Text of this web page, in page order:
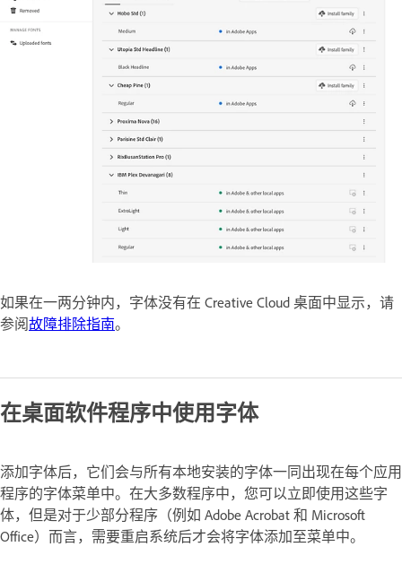
如果在一两分钟内，字体没有在 Creative Cloud 桌面中显示，请
参阅故障排除指南。
在桌面软件程序中使用字体
添加字体后，它们会与所有本地安装的字体一同出现在每个应用
程序的字体菜单中。在大多数程序中，您可以立即使用这些字
体，但是对于少部分程序（例如 Adobe Acrobat 和 Microsoft
Office）而言，需要重启系统后才会将字体添加至菜单中。